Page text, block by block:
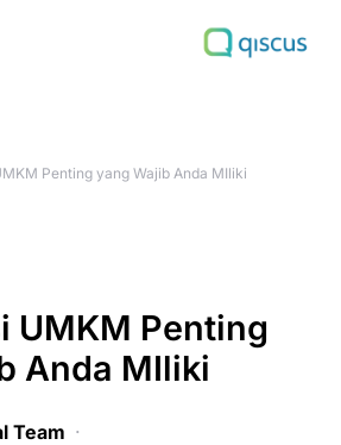
Penting yang Wajib Anda MIliki
UMKM Penting
Anda MIliki
Team